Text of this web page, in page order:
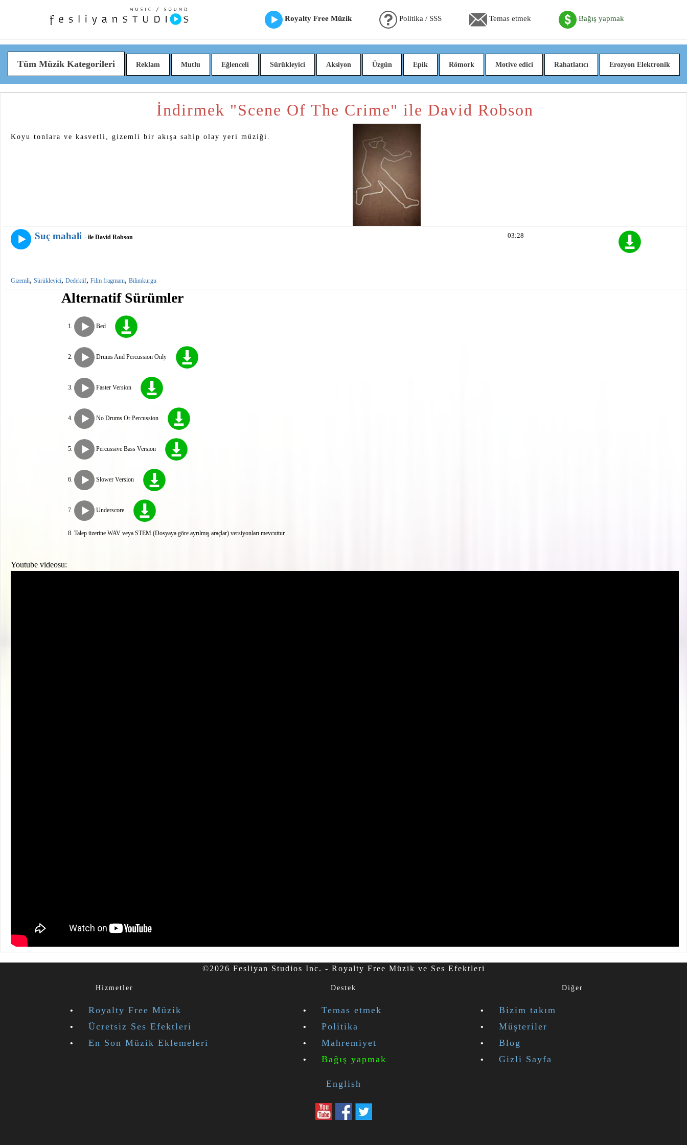
Royalty Free Müzik Politika / SSS Temas etmek Bağış yapmak
Tüm Müzik Kategorileri Reklam Mutlu Eğlenceli Sürükleyici Aksiyon Üzgün Epik Römork Motive edici Rahatlatıcı Erozyon Elektronik
İndirmek "Scene Of The Crime" ile David Robson
Koyu tonlara ve kasvetli, gizemli bir akışa sahip olay yeri müziği.
Suç mahali - ile David Robson
Gizemli, Sürükleyici, Dedektif, Film fragmanı, Bilimkurgu
03:28
Alternatif Sürümler
Bed
Drums And Percussion Only
Faster Version
No Drums Or Percussion
Percussive Bass Version
Slower Version
Underscore
Talep üzerine WAV veya STEM (Dosyaya göre ayrılmış araçlar) versiyonları mevcuttur
Youtube videosu:
©2026 Fesliyan Studios Inc. - Royalty Free Müzik ve Ses Efektleri
Hizmetler
Royalty Free Müzik
Ücretsiz Ses Efektleri
En Son Müzik Eklemeleri
Destek
Temas etmek
Politika
Mahremiyet
Bağış yapmak
Diğer
Bizim takım
Müşteriler
Blog
Gizli Sayfa
English